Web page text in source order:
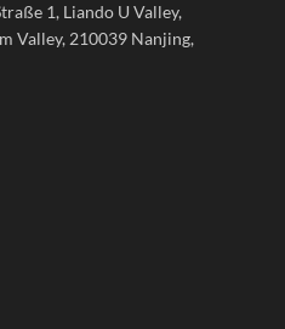
1, Liando U Valley,
Valley, 210039 Nanjing,